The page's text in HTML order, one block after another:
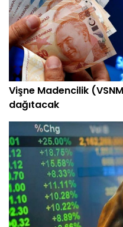
Vişne Madencilik
dağıtacak